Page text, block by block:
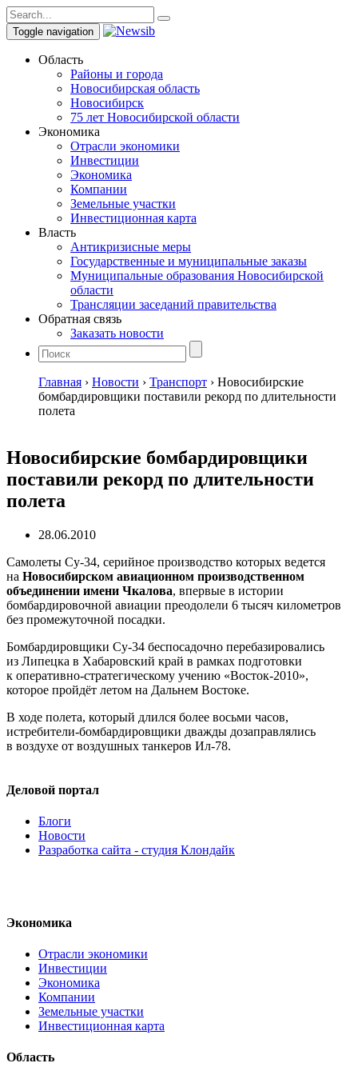
Toggle navigation
Область
Районы и города
Новосибирская область
Новосибирск
75 лет Новосибирской области
Экономика
Отрасли экономики
Инвестиции
Экономика
Компании
Земельные участки
Инвестиционная карта
Власть
Антикризисные меры
Государственные и муниципальные заказы
Муниципальные образования Новосибирской
области
Трансляции заседаний правительства
Обратная связь
Заказать новости
Главная › Новости › Транспорт › Новосибирские
бомбардировщики поставили рекорд по длительности
полета
Новосибирские бомбардировщики
поставили рекорд по длительности
полета
28.06.2010
Самолеты Су-34, серийное производство которых ведется
на Новосибирском авиационном производственном
объединении имени Чкалова, впервые в истории
бомбардировочной авиации преодолели 6 тысяч километров
без промежуточной посадки.
Бомбардировщики Су-34 беспосадочно перебазировались
из Липецка в Хабаровский край в рамках подготовки
к оперативно-стратегическому учению «Восток-2010»,
которое пройдёт летом на Дальнем Востоке.
В ходе полета, который длился более восьми часов,
истребители-бомбардировщики дважды дозаправлялись
в воздухе от воздушных танкеров Ил-78.
Деловой портал
Блоги
Новости
Разработка сайта - студия Клондайк
Экономика
Отрасли экономики
Инвестиции
Экономика
Компании
Земельные участки
Инвестиционная карта
Область